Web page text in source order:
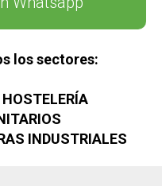
los sectores:
INDUSTRIALES